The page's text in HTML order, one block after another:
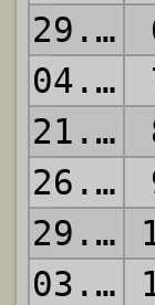
29.09.2024
04.10.2024
21.10.2024
26.10.2024
29.10.2024
03.11.2024